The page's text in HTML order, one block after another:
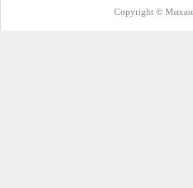
Copyright © Михаил